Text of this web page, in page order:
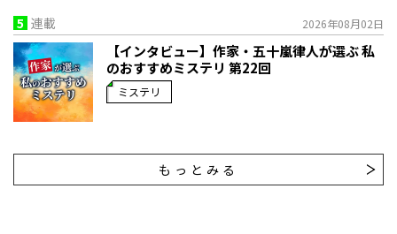
5 連載 2026年08月02日
【インタビュー】作家・五十嵐律人が選ぶ 私
のおすすめミステリ 第22回
ミステリ
もっとみる